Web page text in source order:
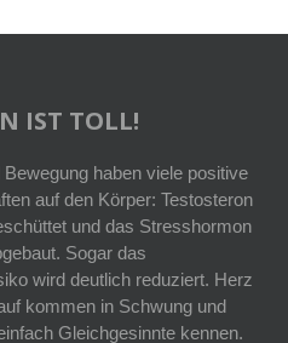
IST TOLL!
haben viele positive
auf den Körper: Testosteron
und das Stresshormon
Sogar das
wird deutlich reduziert. Herz
kommen in Schwung und
Gleichgesinnte kennen.